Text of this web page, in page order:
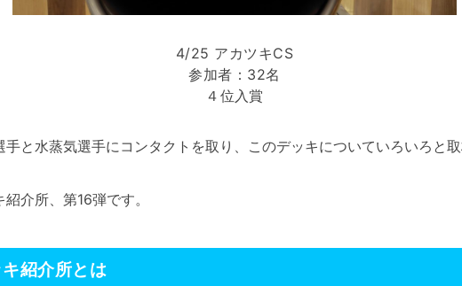
4/25 アカツキCS
参加者：32名
４位入賞
と水蒸気選手にコンタクトを取り、このデッキについていろいろと取
介所、第16弾です。
紹介所とは